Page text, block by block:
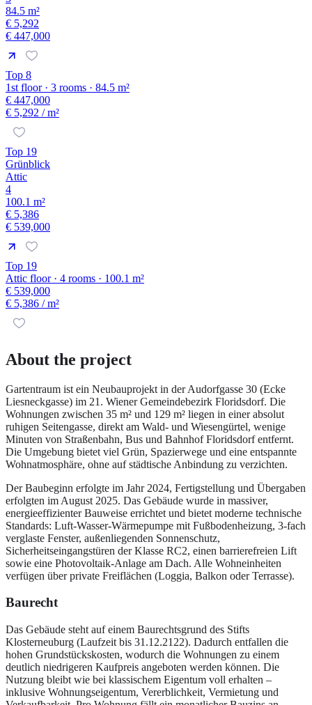
84.5 m²
€ 5,292
€ 447,000
Top 8
1st floor · 3 rooms · 84.5 m²
€ 447,000
€ 5,292 / m²
Top 19
Grünblick
Attic
4
100.1 m²
€ 5,386
€ 539,000
Top 19
Attic floor · 4 rooms · 100.1 m²
€ 539,000
€ 5,386 / m²
About the project
Gartentraum ist ein Neubauprojekt in der Audorfgasse 30 (Ecke
Liesneckgasse) im 21. Wiener Gemeindebezirk Floridsdorf. Die
Wohnungen zwischen 35 m² und 129 m² liegen in einer absolut
ruhigen Seitengasse, direkt am Wald- und Wiesengürtel, wenige
Minuten von Straßenbahn, Bus und Bahnhof Floridsdorf entfernt.
Die Umgebung bietet viel Grün, Spazierwege und eine entspannte
Wohnatmosphäre, ohne auf städtische Anbindung zu verzichten.
Der Baubeginn erfolgte im Jahr 2024, Fertigstellung und Übergaben
erfolgten im August 2025. Das Gebäude wurde in massiver,
energieeffizienter Bauweise errichtet und bietet moderne technische
Standards: Luft-Wasser-Wärmepumpe mit Fußbodenheizung, 3-fach
verglaste Fenster, außenliegenden Sonnenschutz,
Sicherheitseingangstüren der Klasse RC2, einen barrierefreien Lift
sowie eine Photovoltaik-Anlage am Dach. Alle Wohneinheiten
verfügen über private Freiflächen (Loggia, Balkon oder Terrasse).
Baurecht
Das Gebäude steht auf einem Baurechtsgrund des Stifts
Klosterneuburg (Laufzeit bis 31.12.2122). Dadurch entfallen die
hohen Grundstückskosten, wodurch die Wohnungen zu einem
deutlich niedrigeren Kaufpreis angeboten werden können. Die
Nutzung bleibt wie bei klassischem Eigentum voll erhalten –
inklusive Wohnungseigentum, Vererblichkeit, Vermietung und